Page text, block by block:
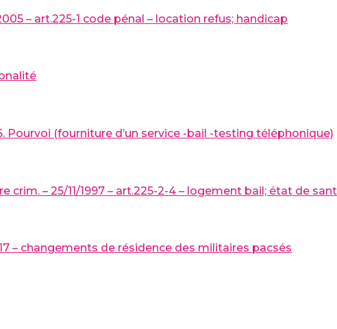
– art.225-1 code pénal – location refus; handicap
Pourvoi (fourniture d’un service -bail -testing téléphonique)
crim. – 25/11/1997 – art.225-2-4 – logement bail; état de
17 – changements de résidence des militaires pacsés